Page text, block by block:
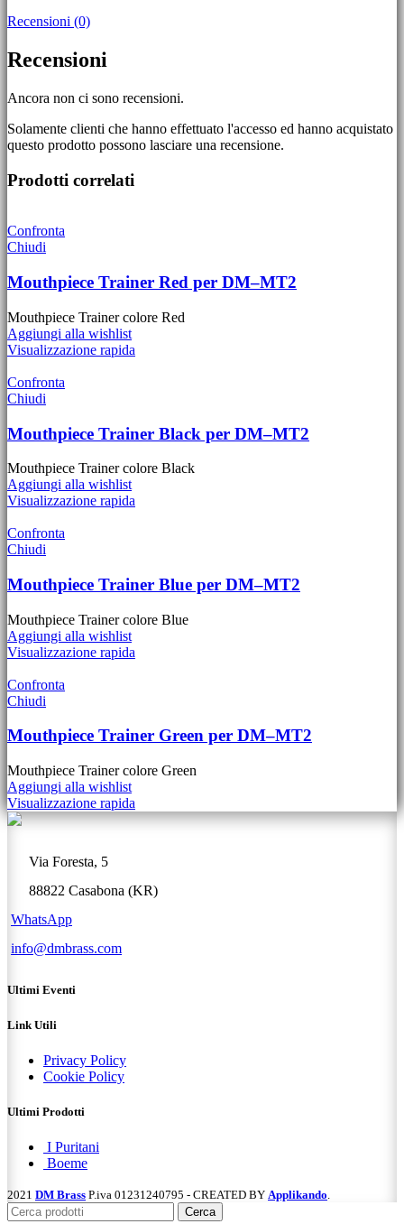
Recensioni (0)
Recensioni
Ancora non ci sono recensioni.
Solamente clienti che hanno effettuato l'accesso ed hanno acquistato
questo prodotto possono lasciare una recensione.
Prodotti correlati
Confronta
Chiudi
Mouthpiece Trainer Red per DM–MT2
Mouthpiece Trainer colore Red
Aggiungi alla wishlist
Visualizzazione rapida
Confronta
Chiudi
Mouthpiece Trainer Black per DM–MT2
Mouthpiece Trainer colore Black
Aggiungi alla wishlist
Visualizzazione rapida
Confronta
Chiudi
Mouthpiece Trainer Blue per DM–MT2
Mouthpiece Trainer colore Blue
Aggiungi alla wishlist
Visualizzazione rapida
Confronta
Chiudi
Mouthpiece Trainer Green per DM–MT2
Mouthpiece Trainer colore Green
Aggiungi alla wishlist
Visualizzazione rapida
Via Foresta, 5
88822 Casabona (KR)
WhatsApp
info@dmbrass.com
Ultimi Eventi
Link Utili
Privacy Policy
Cookie Policy
Ultimi Prodotti
I Puritani
Boeme
2021 DM Brass P.iva 01231240795 - CREATED BY Applikando.
Cerca